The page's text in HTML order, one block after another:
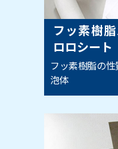
フッ素樹
ロロシート
フッ素樹脂の
泡体